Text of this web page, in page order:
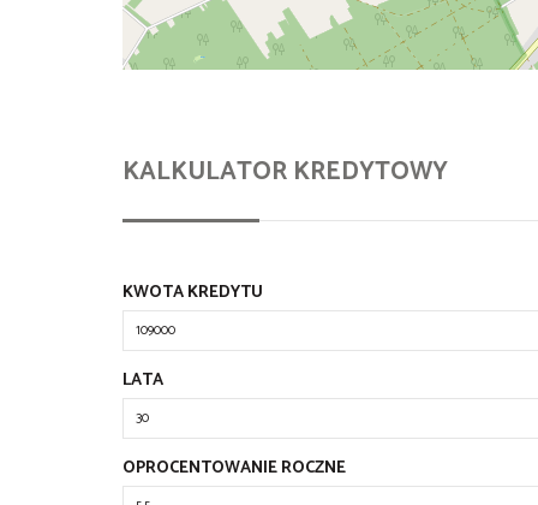
KALKULATOR KREDYTOWY
KWOTA KREDYTU
LATA
OPROCENTOWANIE ROCZNE